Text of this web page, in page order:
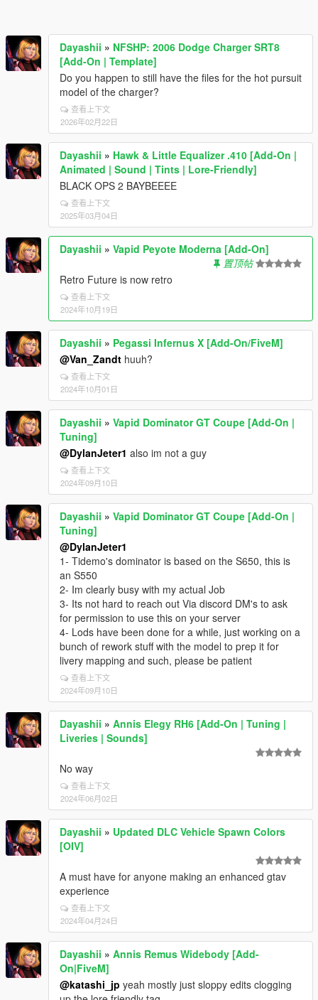
Dayashii » NFSHP: 2006 Dodge Charger SRT8
[Add-On | Template]
Do you happen to still have the files for the hot pursuit
model of the charger?
查看上下文
2026年02月22日
Dayashii » Hawk & Little Equalizer .410 [Add-On |
Animated | Sound | Tints | Lore-Friendly]
BLACK OPS 2 BAYBEEEE
查看上下文
2025年03月04日
Dayashii » Vapid Peyote Moderna [Add-On]
置顶帖
Retro Future is now retro
查看上下文
2024年10月19日
Dayashii » Pegassi Infernus X [Add-On/FiveM]
@Van_Zandt huuh?
查看上下文
2024年10月01日
Dayashii » Vapid Dominator GT Coupe [Add-On |
Tuning]
@DylanJeter1 also im not a guy
查看上下文
2024年09月10日
Dayashii » Vapid Dominator GT Coupe [Add-On |
Tuning]
@DylanJeter1
1- Tidemo's dominator is based on the S650, this is
an S550
2- Im clearly busy with my actual Job
3- Its not hard to reach out Via discord DM's to ask
for permission to use this on your server
4- Lods have been done for a while, just working on a
bunch of rework stuff with the model to prep it for
livery mapping and such, please be patient
查看上下文
2024年09月10日
Dayashii » Annis Elegy RH6 [Add-On | Tuning |
Liveries | Sounds]
No way
查看上下文
2024年06月02日
Dayashii » Updated DLC Vehicle Spawn Colors
[OIV]
A must have for anyone making an enhanced gtav
experience
查看上下文
2024年04月24日
Dayashii » Annis Remus Widebody [Add-
On|FiveM]
@katashi_jp yeah mostly just sloppy edits clogging